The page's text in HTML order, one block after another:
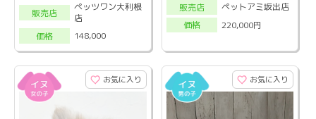
販売店
ペッツワン大利根
店
価格
148,000
販売店
ペットアミ坂出店
価格
220,000円
お気に入り お気に入り